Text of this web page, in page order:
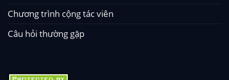
Chương trình cộng tác viên
Câu hỏi thường gặp